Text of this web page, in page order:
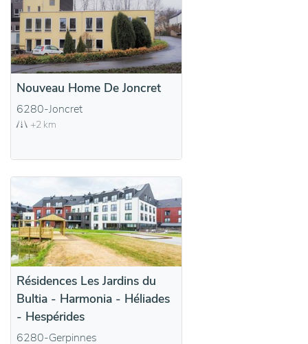
Nouveau Home De Joncret
6280-Joncret
+2 km
Résidences Les Jardins du
Bultia - Harmonia - Héliades
- Hespérides
6280-Gerpinnes